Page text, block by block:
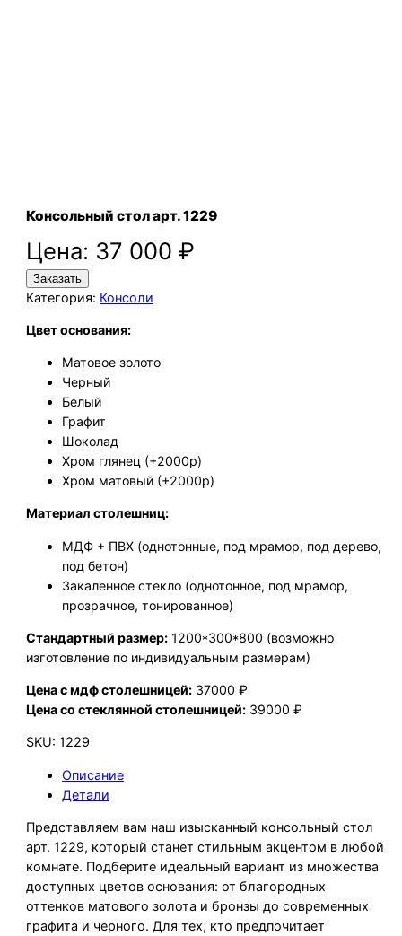
Консольный стол арт. 1229
Цена: 37 000 ₽
Заказать
Категория: Консоли
Цвет основания:
Матовое золото
Черный
Белый
Графит
Шоколад
Хром глянец (+2000р)
Хром матовый (+2000р)
Материал столешниц:
МДФ + ПВХ (однотонные, под мрамор, под дерево,
под бетон)
Закаленное стекло (однотонное, под мрамор,
прозрачное, тонированное)
Стандартный размер: 1200*300*800 (возможно
изготовление по индивидуальным размерам)
Цена с мдф столешницей: 37000 ₽
Цена со стеклянной столешницей: 39000 ₽
SKU: 1229
Описание
Детали
Представляем вам наш изысканный консольный стол
арт. 1229, который станет стильным акцентом в любой
комнате. Подберите идеальный вариант из множества
доступных цветов основания: от благородных
оттенков матового золота и бронзы до современных
графита и черного. Для тех, кто предпочитает